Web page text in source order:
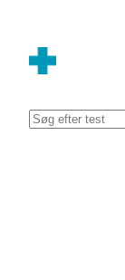
indhold
Søg